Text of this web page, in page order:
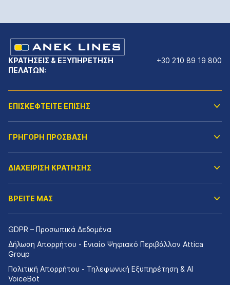
ΚΡΑΤΗΣΕΙΣ & ΕΞΥΠΗΡΕΤΗΣΗ
ΠΕΛΑΤΩΝ:
+30 210 89 19 800
ΕΠΙΣΚΕΦΤΕΙΤΕ ΕΠΙΣΗΣ
ΓΡΗΓΟΡΗ ΠΡΟΣΒΑΣΗ
ΔΙΑΧΕΙΡΙΣΗ ΚΡΑΤΗΣΗΣ
ΒΡΕΙΤΕ ΜΑΣ
GDPR – Προσωπικά Δεδομένα
Δήλωση Απορρήτου - Ενιαίο Ψηφιακό Περιβάλλον Attica
Group
Πολιτική Απορρήτου - Τηλεφωνική Εξυπηρέτηση & AI
VoiceBot